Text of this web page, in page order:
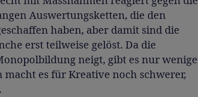
Auswertungsketten, die den
haben, aber damit sind die
erst teilweise gelöst. Da die
neigt, gibt es nur wenige
macht es für Kreative noch schwerer,